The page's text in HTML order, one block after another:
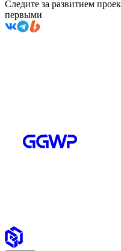
Следите за развитием
первыми